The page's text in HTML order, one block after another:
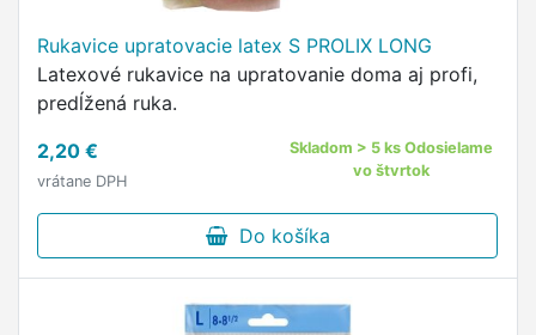
Rukavice upratovacie latex S PROLIX LONG
Latexové rukavice na upratovanie doma aj profi,
predĺžená ruka.
2,20 €
vrátane DPH
Skladom > 5 ks Odosielame
vo štvrtok
Do košíka